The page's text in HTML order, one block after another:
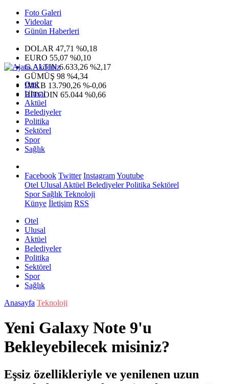
Foto Galeri
Videolar
Günün Haberleri
DOLAR 47,71 %0,18
EURO 55,07 %0,10
G.ALTIN6.633,26 %2,17
GÜMÜŞ 98 %4,34
IMKB 13.790,26 %-0,06
BITCOIN 65.044 %0,66
Otel
Ulusal
Aktüel
Belediyeler
Politika
Sektörel
Spor
Sağlık
Facebook Twitter InstagramYoutube
Otel Ulusal Aktüel BelediyelerPolitika Sektörel
SporSağlık Teknoloji
Künye İletişim RSS
Otel
Ulusal
Aktüel
Belediyeler
Politika
Sektörel
Spor
Sağlık
Anasayfa Teknoloji
Yeni Galaxy Note 9'u
Bekleyebilecek misiniz?
Eşsiz özellikleriyle ve yenilenen uzun